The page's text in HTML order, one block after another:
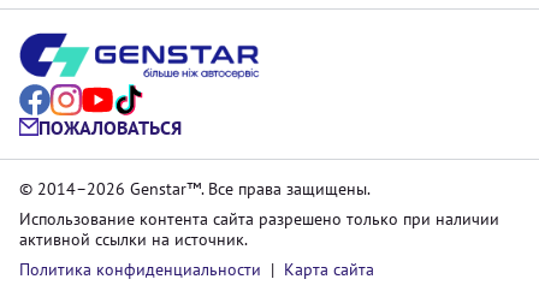
ПОЖАЛОВАТЬСЯ
© 2014–2026 Genstar™. Все права защищены.
Использование контента сайта разрешено только при наличии
активной ссылки на источник.
Политика конфиденциальности | Карта сайта